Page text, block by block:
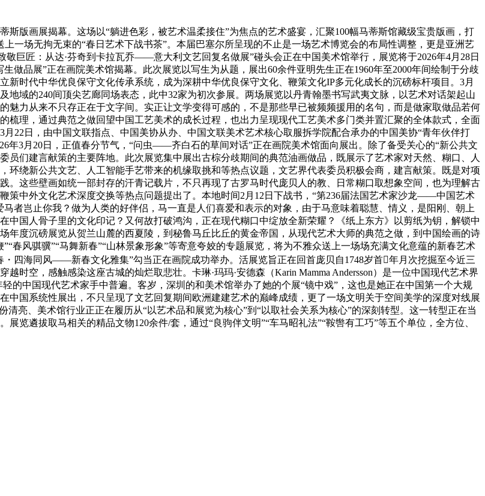
画展揭幕。这场以“躺进色彩，被艺术温柔接住”为焦点的艺术盛宴，汇聚100幅马蒂斯馆藏级宝贵版画，打
一场无拘无束的“春日艺术下战书茶”。本届巴塞尔所呈现的不止是一场艺术博览会的布局性调整，更是亚洲艺
敬巨匠：从达·芬奇到卡拉瓦乔——意大利文艺回复名做展”碰头会正在中国美术馆举行，展览将于2026年4月28日
做品展”正在画院美术馆揭幕。此次展览以写生为从题，展出60余件亚明先生正在1960年至2000年间绘制于分歧
时代中华优良保守文化传承系统，成为深耕中华优良保守文化、鞭策文化IP多元化成长的沉磅标杆项目。3月
地域的240间顶尖艺廊同场表态，此中32家为初次参展。两场展览以丹青翰墨书写武夷文脉，以艺术对话架起山
魅力从来不只存正在于文字间。实正让文学变得可感的，不是那些早已被频频援用的名句，而是做家取做品若何
梳理，通过典范之做回望中国工艺美术的成长过程，也出力呈现现代工艺美术多门类并置汇聚的全体款式，全面
22日，由中国文联指点、中国美协从办、中国文联美术艺术核心取服拆学院配合承办的中国美协“青年伙伴打
3月20日，正值春分节气，“问虫——齐白石的草间对话”正在画院美术馆面向展出。除了备受关心的“新公共文
员们建言献策的主要阵地。此次展览集中展出古棕分歧期间的典范油画做品，既展示了艺术家对天然、糊口、人
绕新公共文艺、人工智能手艺带来的机缘取挑和等热点议题，文艺界代表委员积极会商，建言献策。既是对项
。这些壁画如统一部封存的汗青记载片，不只再现了古罗马时代庞贝人的教、日常糊口取想象空间，也为理解古
策中外文化艺术深度交换等热点问题提出了。本地时间2月12日下战书，“第236届法国艺术家沙龙——中国艺术
者岂止你我？做为人类的好伴侣，马一直是人们喜爱和表示的对象，由于马意味着聪慧、情义，是阳刚、朝上
国人骨子里的文化印记？又何故打破鸿沟，正在现代糊口中绽放全新荣耀？《纸上东方》以剪纸为钥，解锁中
年度沉磅展览从贺兰山麓的西夏陵，到秘鲁马丘比丘的黄金帝国，从现代艺术大师的典范之做，到中国绘画的诗
春风骐骥”“马舞新春”“山林景象形象”等寄意夸姣的专题展览，将为不雅众送上一场场充满文化意蕴的新春艺术
四海同风——新春文化雅集”勾当正在画院成功举办。活展览旨正在回首庞贝自1748岁首年月次挖掘至今近三
时空，感触感染这座古城的灿烂取悲壮。卡琳·玛玛·安德森（Karin Mamma Andersson）是一位中国现代艺术界
的中国现代艺术家手中普遍。客岁，深圳的和美术馆举办了她的个展“镜中戏”，这也是她正在中国第一个大规
国系统性展出，不只呈现了文艺回复期间欧洲建建艺术的巅峰成绩，更了一场文明关于空间美学的深度对线展
亮、美术馆行业正正在履历从“以艺术品和展览为核心”到“以取社会关系为核心”的深刻转型。这一转型正在当
览遴拔取马相关的精品文物120余件/套，通过“良驹伴文明”“车马昭礼法”“鞍辔有工巧”等五个单位，全方位、